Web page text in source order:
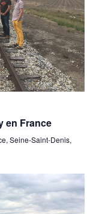
en France
Seine-Saint-Denis,